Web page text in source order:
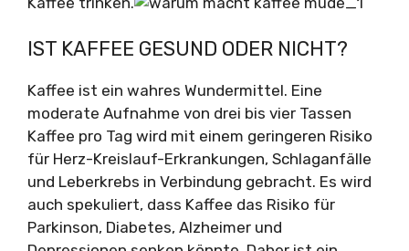
IST KAFFEE GESUND ODER NICHT?
Kaffee ist ein wahres Wundermittel. Eine
moderate Aufnahme von drei bis vier Tassen
Kaffee pro Tag wird mit einem geringeren Risiko
für Herz-Kreislauf-Erkrankungen, Schlaganfälle
und Leberkrebs in Verbindung gebracht. Es wird
auch spekuliert, dass Kaffee das Risiko für
Parkinson, Diabetes, Alzheimer und